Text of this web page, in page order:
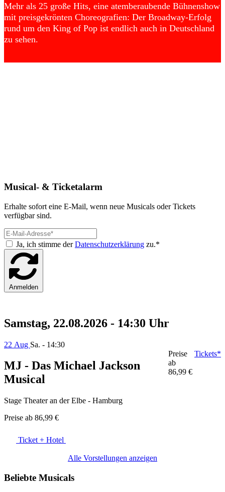
Mehr als 25 große Hits, eine atemberaubende Bühnenshow
mit preisgekrönten Choreografien: Der Broadway-Erfolg
rund um den King of Pop ist endlich auch in Deutschland
zu sehen.
Musical- & Ticketalarm
Erhalte sofort eine E-Mail, wenn neue Musicals oder Tickets
verfügbar sind.
Ja, ich stimme derDatenschutzerklärung zu.*
Anmelden
Samstag, 22.08.2026 - 14:30 Uhr
22 Aug Sa. - 14:30
MJ - Das Michael Jackson
Musical
Stage Theater an der Elbe - Hamburg
Preise ab 86,99 €
Preise
ab
86,99 €
Tickets*
Ticket + Hotel
Alle Vorstellungen anzeigen
Beliebte Musicals